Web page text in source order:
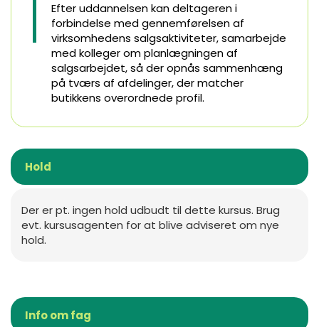
Efter uddannelsen kan deltageren i
forbindelse med gennemførelsen af
virksomhedens salgsaktiviteter, samarbejde
med kolleger om planlægningen af
salgsarbejdet, så der opnås sammenhæng
på tværs af afdelinger, der matcher
butikkens overordnede profil.
Hold
Der er pt. ingen hold udbudt til dette kursus. Brug
evt. kursusagenten for at blive adviseret om nye
hold.
Info om fag